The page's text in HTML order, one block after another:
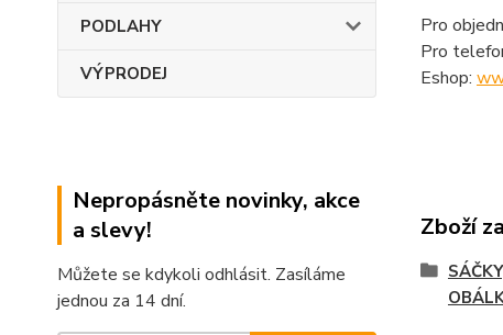
PODLAHY
VÝPRODEJ
Nepropásněte novinky, akce
a slevy!
Můžete se kdykoli odhlásit. Zasíláme
jednou za 14 dní.
Pro
Pro
Eshop:
Zboží